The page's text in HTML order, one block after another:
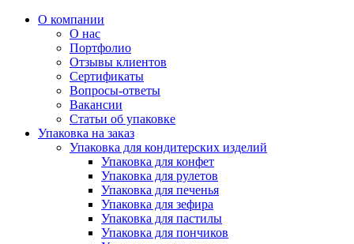
О компании
О нас
Портфолио
Отзывы клиентов
Сертификаты
Вопросы-ответы
Вакансии
Статьи об упаковке
Упаковка на заказ
Упаковка для кондитерских изделий
Упаковка для конфет
Упаковка для рулетов
Упаковка для печенья
Упаковка для зефира
Упаковка для пастилы
Упаковка для пончиков